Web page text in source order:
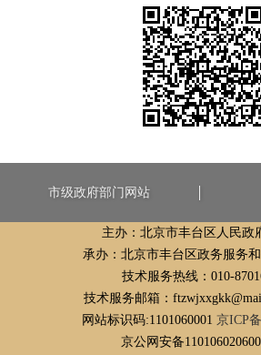
市级政府部门网站
主办：北京市丰台区人民政
承办：北京市丰台区政务服务
技术服务热线：010-
技术服务邮箱：
网站标识码:1101060001 京ICP
京公网安备